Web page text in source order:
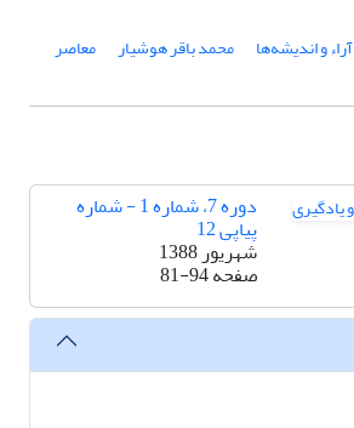
آراء و اندیشه‌ها محمد باقر هوشیار معاصر
دوره 7، شماره 1 - شماره
پیاپی 12
شهریور 1388
صفحه81-94